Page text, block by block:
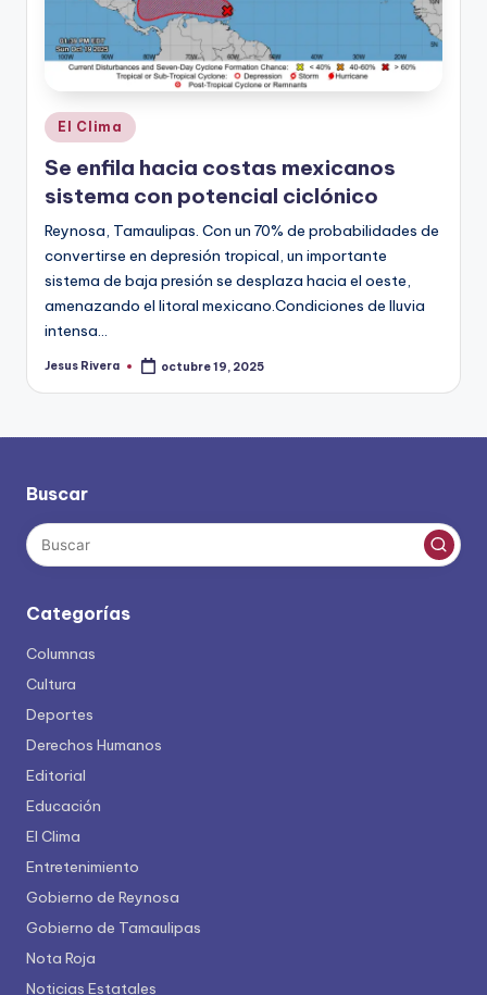
Publicado
en
El Clima
Se enfila hacia costas mexicanos
sistema con potencial ciclónico
Reynosa, Tamaulipas. Con un 70% de probabilidades de
convertirse en depresión tropical, un importante
sistema de baja presión se desplaza hacia el oeste,
amenazando el litoral mexicano.Condiciones de lluvia
intensa…
Publicado
Jesus Rivera octubre 19, 2025
Buscar
Categorías
Columnas
Cultura
Deportes
Derechos Humanos
Editorial
Educación
El Clima
Entretenimiento
Gobierno de Reynosa
Gobierno de Tamaulipas
Nota Roja
Noticias Estatales